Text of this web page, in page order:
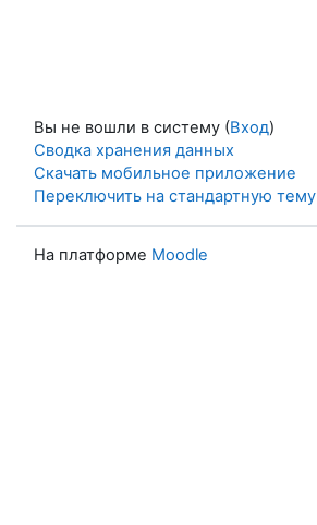
Вы не вошли в систему (Вход)
Сводка хранения данных
Скачать мобильное приложение
Переключить на стандартную тему
На платформе Moodle